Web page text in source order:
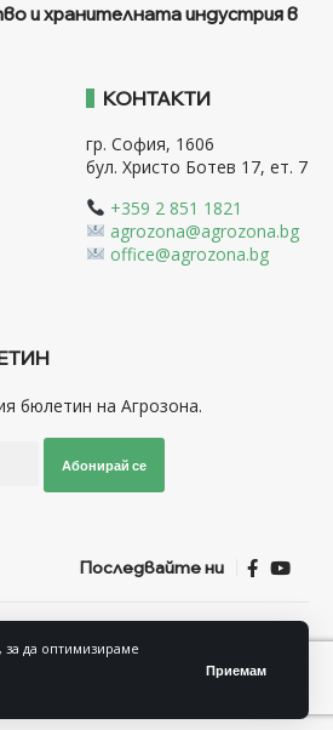
за да оптимизираме
Приемам
и хранителната индустрия в
КОНТАКТИ
гр. София, 1606
бул. Христо Ботев 17, ет. 7
+359 2 851 1821
agrozona@agrozona.bg
office@agrozona.bg
бюлетин на Агрозона.
Абонирай се
Последвайте ни
2025 Всички права запазени
за защита на личните данни